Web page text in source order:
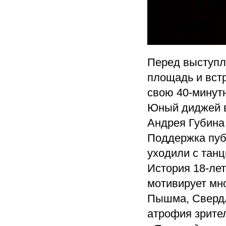
Перед
площадь и
свою 40-
Юный диджей
Андрея
Поддержка
уходили с
История 18-
мотивирует
Пышма,
атрофия